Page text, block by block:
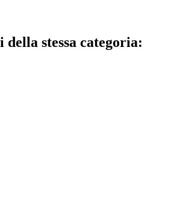
stessa categoria: